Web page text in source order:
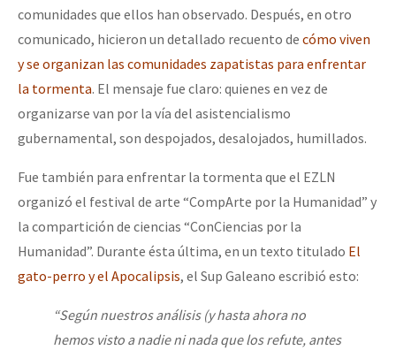
comunidades que ellos han observado. Después, en otro
comunicado, hicieron un detallado recuento de cómo viven
y se organizan las comunidades zapatistas para enfrentar
la tormenta. El mensaje fue claro: quienes en vez de
organizarse van por la vía del asistencialismo
gubernamental, son despojados, desalojados, humillados.
Fue también para enfrentar la tormenta que el EZLN
organizó el festival de arte “CompArte por la Humanidad” y
la compartición de ciencias “ConCiencias por la
Humanidad”. Durante ésta última, en un texto titulado El
gato-perro y el Apocalipsis, el Sup Galeano escribió esto:
“Según nuestros análisis (y hasta ahora no
hemos visto a nadie ni nada que los refute, antes